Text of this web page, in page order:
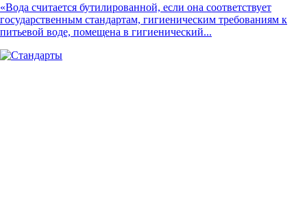
«Вода считается бутилированной, если она соответствует
государственным стандартам, гигиеническим требованиям к
питьевой воде, помещена в гигиенический...